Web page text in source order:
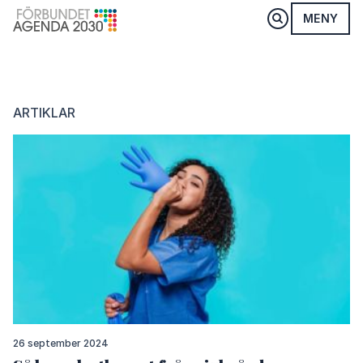
MENY
ARTIKLAR
26 september 2024